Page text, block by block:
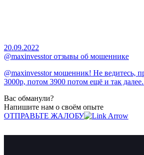
20.09.2022
@maxinvesstor отзывы об мошеннике
@maxinvesstor мошенник! Не ведитесь,
3000р, потом 3900 потом ещё и так
Вас обманули?
Напишите нам о своём опыте
ОТПРАВЬТЕ ЖАЛОБУ